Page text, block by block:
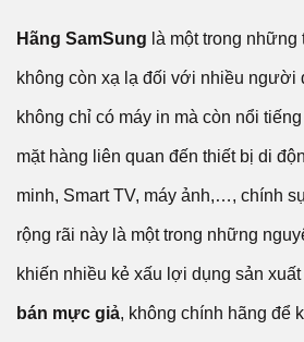
Hãng SamSung là một trong
không còn xạ lạ đối với nhiều người
không chỉ có máy in mà còn nổi
mặt hàng liên quan đến thiết bị di
minh, Smart TV, máy ảnh,…, chính
rộng rãi này là một trong những
khiến nhiều kẻ xấu lợi dụng sản xuất
bán mực giả, không chính hãng để